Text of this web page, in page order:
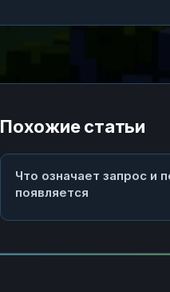
Похожие статьи
Что означает запрос и
появляется